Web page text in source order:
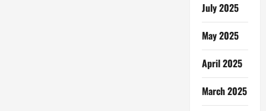
July 2025
May 2025
April 2025
March 2025